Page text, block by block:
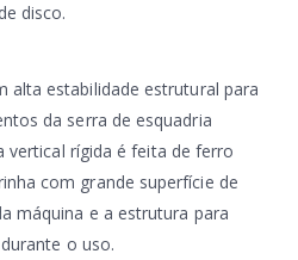
disco.
alta estabilidade estrutural para
da serra de esquadria
vertical rígida é feita de ferro
com grande superfície de
máquina e a estrutura para
o uso.